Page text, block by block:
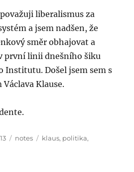
liberalismus za
a jsem nadšen, že
směr obhajovat a
první linii dnešního šiku
Institutu. Došel jsem sem s
Klause.
Categories
notes Tags
klaus, politika,